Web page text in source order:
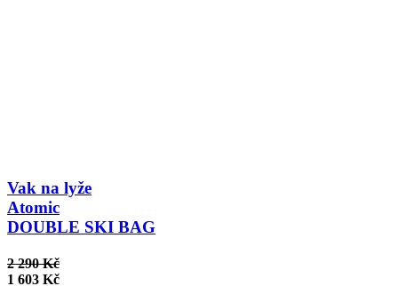
Vak na lyže
Atomic
DOUBLE SKI BAG
2 290 Kč
1 603 Kč